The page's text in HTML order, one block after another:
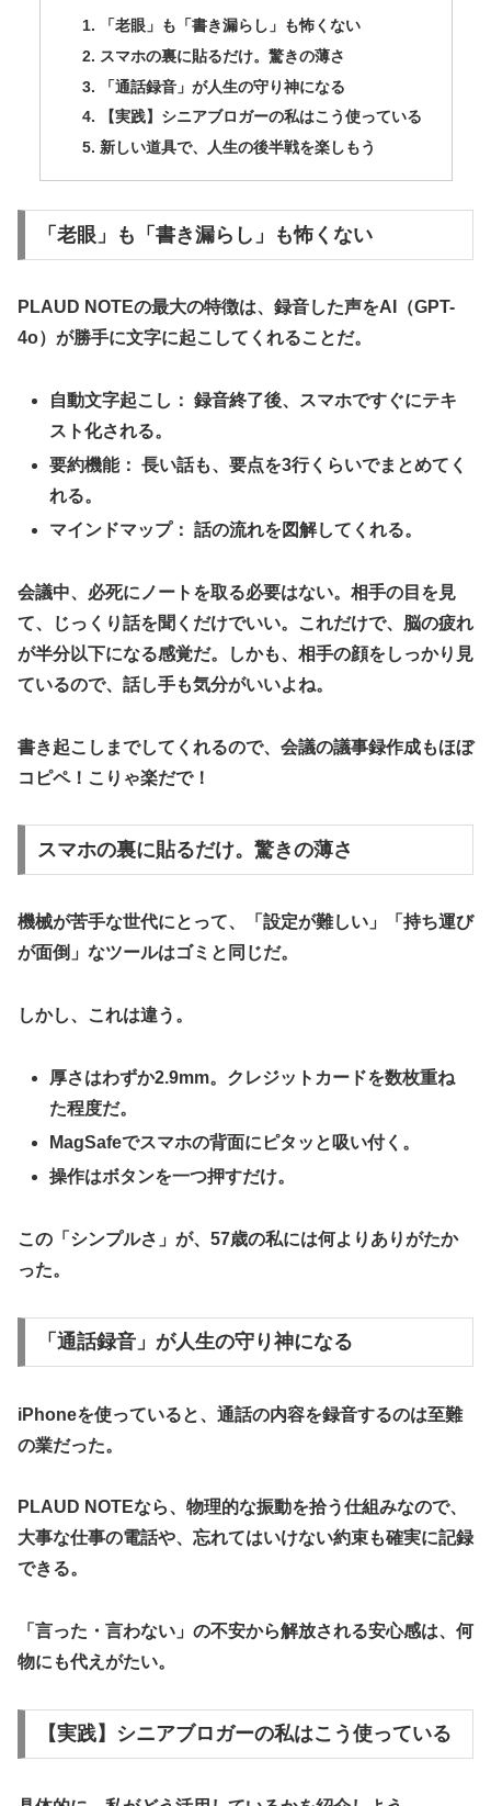
​「老眼」も「書き漏らし」も怖くない
​スマホの裏に貼るだけ。驚きの薄さ
​「通話録音」が人生の守り神になる
【実践】シニアブロガーの私はこう使っている
新しい道具で、人生の後半戦を楽しもう
​「老眼」も「書き漏らし」も怖くない
​PLAUD NOTEの最大の特徴は、録音した声をAI（GPT-
4o）が勝手に文字に起こしてくれることだ。
自動文字起こし： 録音終了後、スマホですぐにテキ
スト化される。
要約機能： 長い話も、要点を3行くらいでまとめてく
れる。
マインドマップ： 話の流れを図解してくれる。
​会議中、必死にノートを取る必要はない。相手の目を見
て、じっくり話を聞くだけでいい。これだけで、脳の疲れ
が半分以下になる感覚だ。しかも、相手の顔をしっかり見
ているので、話し手も気分がいいよね。
書き起こしまでしてくれるので、会議の議事録作成もほぼ
コピペ！こりゃ楽だで！
​スマホの裏に貼るだけ。驚きの薄さ
​機械が苦手な世代にとって、「設定が難しい」「持ち運び
が面倒」なツールはゴミと同じだ。
しかし、これは違う。
​厚さはわずか2.9mm。クレジットカードを数枚重ね
た程度だ。
​MagSafeでスマホの背面にピタッと吸い付く。
​操作はボタンを一つ押すだけ。
​この「シンプルさ」が、57歳の私には何よりありがたか
った。
​「通話録音」が人生の守り神になる
​iPhoneを使っていると、通話の内容を録音するのは至難
の業だった。
PLAUD NOTEなら、物理的な振動を拾う仕組みなので、
大事な仕事の電話や、忘れてはいけない約束も確実に記録
できる。
「言った・言わない」の不安から解放される安心感は、何
物にも代えがたい。
【実践】シニアブロガーの私はこう使っている